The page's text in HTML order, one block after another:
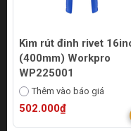
Kìm rút đinh rivet
(400mm) Workpro
WP225001
Thêm vào báo giá
502.000₫